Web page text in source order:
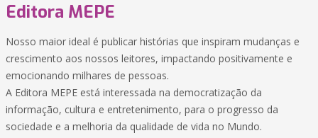
Editora MEPE
Nosso maior ideal é publicar histórias que inspiram mudanças e
crescimento aos nossos leitores, impactando positivamente e
emocionando milhares de pessoas.
A Editora MEPE está interessada na democratização da
informação, cultura e entretenimento, para o progresso da
sociedade e a melhoria da qualidade de vida no Mundo.